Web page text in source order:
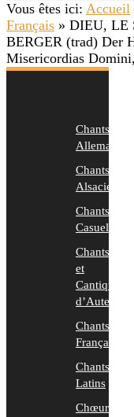
Vous êtes ici: Accueil
Français » DIEU, LE
BERGER (trad) Der
Misericordias
Chants
Allemands
Chants
Alsaciens
Chants
Casuels
Chants
et
Cantiques
d’Auteurs
Chants
Français
Chants
Latins
Chœurs